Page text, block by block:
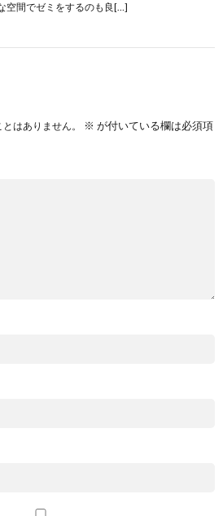
空間でゼミをするのも良[…]
はありません。 ※ が付いている欄は必須項